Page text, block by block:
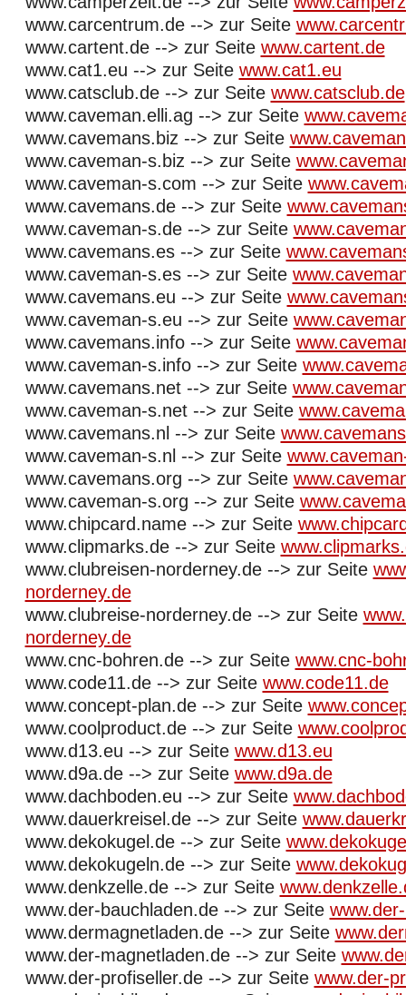
www.carcentrum.de --> zur Seite
www.cartent.de --> zur Seite www.cartent.de
www.cat1.eu --> zur Seite www.cat1.eu
www.catsclub.de --> zur Seite www.catsclub.de
www.caveman.elli.ag --> zur Seite
www.cavemans.biz --> zur Seite
www.caveman-s.biz --> zur Seite
www.caveman-s.com --> zur Seite
www.cavemans.de --> zur Seite
www.caveman-s.de --> zur Seite
www.cavemans.es --> zur Seite
www.caveman-s.es --> zur Seite
www.cavemans.eu --> zur Seite
www.caveman-s.eu --> zur Seite
www.cavemans.info --> zur Seite
www.caveman-s.info --> zur Seite
www.cavemans.net --> zur Seite
www.caveman-s.net --> zur Seite
www.cavemans.nl --> zur Seite
www.caveman-s.nl --> zur Seite
www.cavemans.org --> zur Seite
www.caveman-s.org --> zur Seite
www.chipcard.name --> zur Seite
www.clipmarks.de --> zur Seite
www.clubreisen-norderney.de --> zur Seite
norderney.de
www.clubreise-norderney.de --> zur Seite
norderney.de
www.cnc-bohren.de --> zur Seite www.cnc-
www.code11.de --> zur Seite www.code11.de
www.concept-plan.de --> zur Seite
www.coolproduct.de --> zur Seite
www.d13.eu --> zur Seite www.d13.eu
www.d9a.de --> zur Seite www.d9a.de
www.dachboden.eu --> zur Seite
www.dauerkreisel.de --> zur Seite
www.dekokugel.de --> zur Seite
www.dekokugeln.de --> zur Seite
www.denkzelle.de --> zur Seite
www.der-bauchladen.de --> zur Seite
www.dermagnetladen.de --> zur Seite
www.der-magnetladen.de --> zur Seite
www.der-profiseller.de --> zur Seite www.der-